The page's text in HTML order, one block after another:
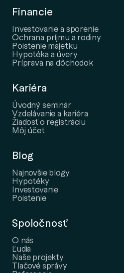
Financie
Investovanie a sporenie
Ochrana príjmu a rodiny
Poistenie majetku
Hypotéka a úvery
Príprava na dôchodok
Kariéra
Úvodný seminár
Vzdelávanie a kariéra
Žiadosť o registráciu
Môj účet
Blog
Najnovšie blogy
Hypotéky
Investovanie
Poistenie
Spoločnosť
O nás
Ľudia
Naše projekty
Tlačové správy